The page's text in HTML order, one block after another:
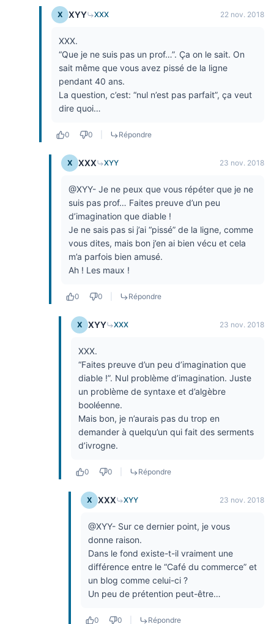
X XYY XXX 22 nov. 2018
XXX.
“Que je ne suis pas un prof…”. Ça on le sait. On
sait même que vous avez pissé de la ligne
pendant 40 ans.
La question, c’est: “nul n’est pas parfait”, ça veut
dire quoi…
0 0 Répondre
X XXX XYY 23 nov. 2018
@XYY- Je ne peux que vous répéter que je ne
suis pas prof… Faites preuve d’un peu
d’imagination que diable !
Je ne sais pas si j’ai “pissé” de la ligne, comme
vous dites, mais bon j’en ai bien vécu et cela
m’a parfois bien amusé.
Ah ! Les maux !
0 0 Répondre
X XYY XXX 23 nov. 2018
XXX.
“Faites preuve d’un peu d’imagination que
diable !”. Nul problème d’imagination. Juste
un problème de syntaxe et d’algèbre
booléenne.
Mais bon, je n’aurais pas du trop en
demander à quelqu’un qui fait des serments
d’ivrogne.
0 0 Répondre
X XXX XYY 23 nov. 2018
@XYY- Sur ce dernier point, je vous
donne raison.
Dans le fond existe-t-il vraiment une
différence entre le “Café du commerce” et
un blog comme celui-ci ?
Un peu de prétention peut-être…
0 0 Répondre